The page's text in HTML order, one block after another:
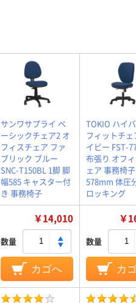
サンワサプライ ベ
ーシックチェア2 オ
フィスチェア ファ
ブリック ブルー
SNC-T150BL 1脚 脚
幅585 キャスター付
き 事務椅子
TOKIO ハイ
フィットチェ
イビー FST-
布張り オフ
ェア 事務椅
578mm 体圧
ロッキング
￥14,010
数量
カゴへ
￥
数量
カ